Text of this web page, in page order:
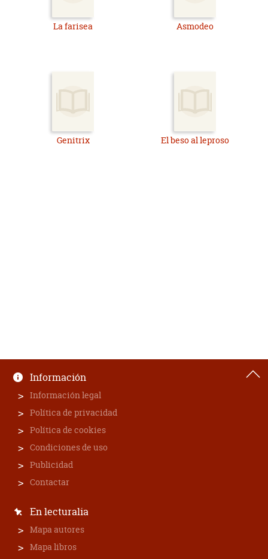
La farisea Asmodeo
Genitrix El beso al leproso
Información
Información legal
Política de privacidad
Política de cookies
Condiciones de uso
Publicidad
Contactar
En lecturalia
Mapa autores
Mapa libros